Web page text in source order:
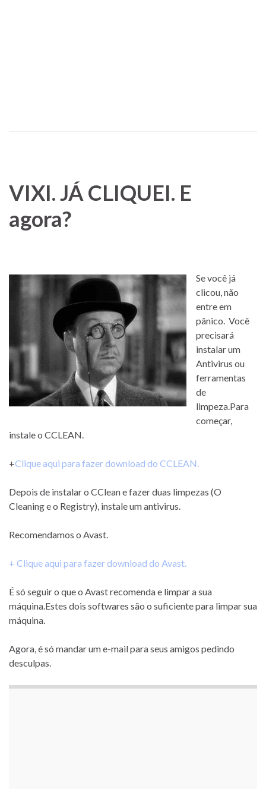
VIXI. JÁ CLIQUEI. E
agora?
Se você já
clicou, não
entre em
pânico. Você
precisará
instalar um
Antivirus ou
ferramentas
de
limpeza.Para
começar,
instale o CCLEAN.
+Clique aqui para fazer download do CCLEAN.
Depois de instalar o CClean e fazer duas limpezas (O
Cleaning e o Registry), instale um antivirus.
Recomendamos o Avast.
+ Clique aqui para fazer download do Avast.
É só seguir o que o Avast recomenda e limpar a sua
máquina.Estes dois softwares são o suficiente para limpar sua
máquina.
Agora, é só mandar um e-mail para seus amigos pedindo
desculpas.